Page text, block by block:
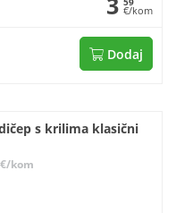
€/kom
Dodaj
s krilima klasični
kom